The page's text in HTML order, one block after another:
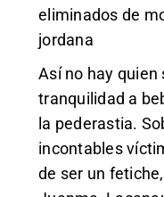
eliminados de
jordana
Así no hay quien
tranquilidad a
la pederastia.
incontables
de ser un